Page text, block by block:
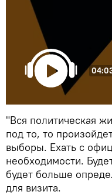
"Вся политическая
под то, то
выборы. Ехать с
необходимости.
будет больше
для визита.